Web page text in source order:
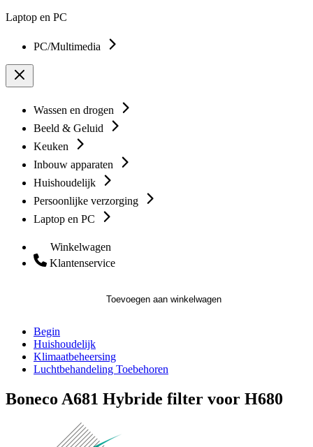
Laptop en PC
PC/Multimedia
Wassen en drogen
Beeld & Geluid
Keuken
Inbouw apparaten
Huishoudelijk
Persoonlijke verzorging
Laptop en PC
Winkelwagen
Klantenservice
Toevoegen aan winkelwagen
Begin
Huishoudelijk
Klimaatbeheersing
Luchtbehandeling Toebehoren
Boneco A681 Hybride filter voor H680